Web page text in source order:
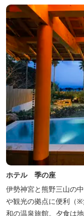
ホテル 季の座
伊勢神宮と熊野三山の
や観光の拠点に便利（
和の温泉旅館。夕食は